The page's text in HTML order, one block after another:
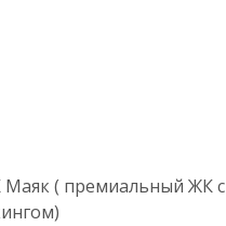
( премиальный ЖК с